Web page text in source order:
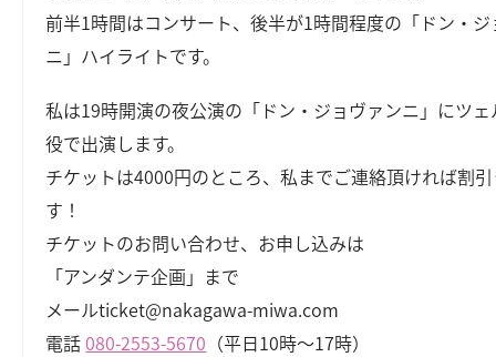
前半1時間はコンサート、後半が1時間程度の「ドン・
ニ」ハイライトです。
私は19時開演の夜公演の「ドン・ジョヴァンニ」にツ
役で出演します。
チケットは4000円のところ、私までご連絡頂ければ割
す！
チケットのお問い合わせ、お申し込みは
「アンダンテ企画」まで
メールticket@nakagawa-miwa.com
電話080-2553-5670 （平日10時～17時）